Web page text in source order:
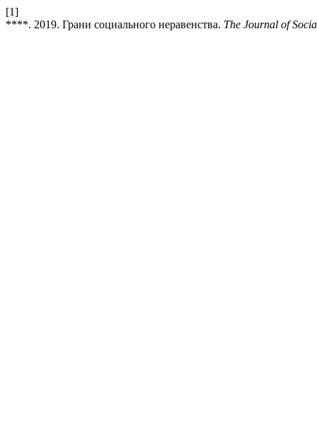
[1]
****. 2019. Грани социального неравенства. The Journal of